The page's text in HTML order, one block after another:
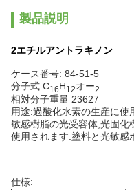
製品説明
2エチルアントラキノン
ケース番号: 84-51-5
分子式:C16H12オー2
相対分子重量 23627
用途:過酸化水素の生産に
敏感樹脂の光受容体,光固化
使用されます.塗料と光敏感
仕様: